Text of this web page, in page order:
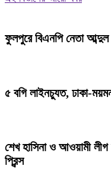
ফুলপুরে বিএনপি নেতা আব্দুল
৫ বগি লাইনচ্যুত, ঢাকা-
শেখ হাসিনা ও আওয়ামী
প্রিন্স